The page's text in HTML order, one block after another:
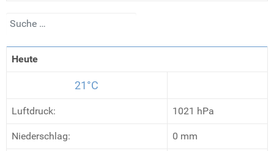
Suchen
Heute
21°C
Luftdruck: 1021 hPa
Niederschlag: 0 mm